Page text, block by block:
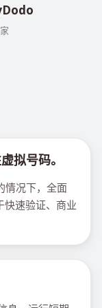
拟号码。
情况下，全面
速验证、商业